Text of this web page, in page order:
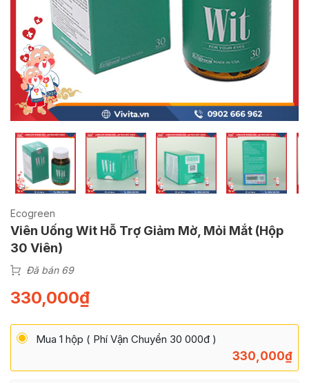
Ecogreen
Viên Uống Wit Hỗ Trợ Giảm Mờ, Mỏi Mắt (Hộp
30 Viên)
Đã bán 69
330,000₫
Mua 1 hộp ( Phí Vận Chuyển 30 000đ )
330,000₫